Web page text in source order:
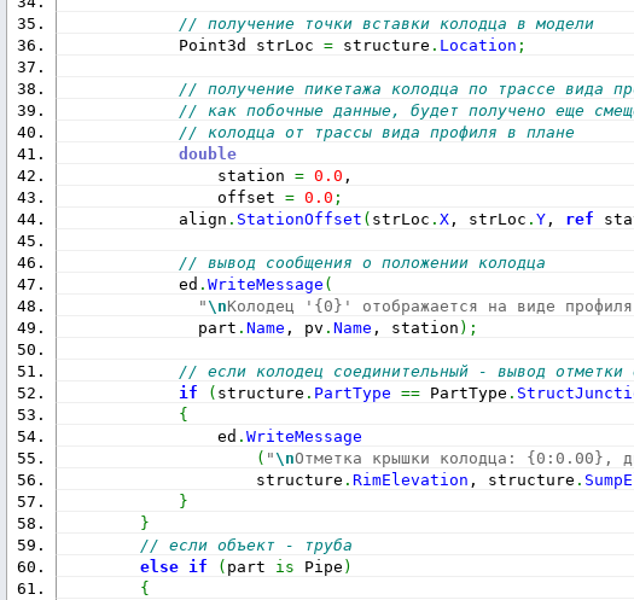
// получение точки вставки колодца в модели
Point3d strLoc = structure . Location ;
// получение пикетажа колодца по трассе вида
// как побочные данные, будет получено еще
// колодца от трассы вида профиля в плане
double
station = 0.0 ,
offset = 0.0 ;
align . StationOffset ( strLoc .X , strLoc .Y , ref
// вывод сообщения о положении колодца
ed .WriteMessage (
"\nКолодец '{0}' отображается на виде
part .Name , pv .Name , station ) ;
// если колодец соединительный - вывод отметки
if
( structure . PartType == PartType .
{
ed .WriteMessage
( "\nОтметка крышки колодца: {0:0.00},
structure .RimElevation , structure .
}
}
// если объект - труба
else if ( part is Pipe )
{